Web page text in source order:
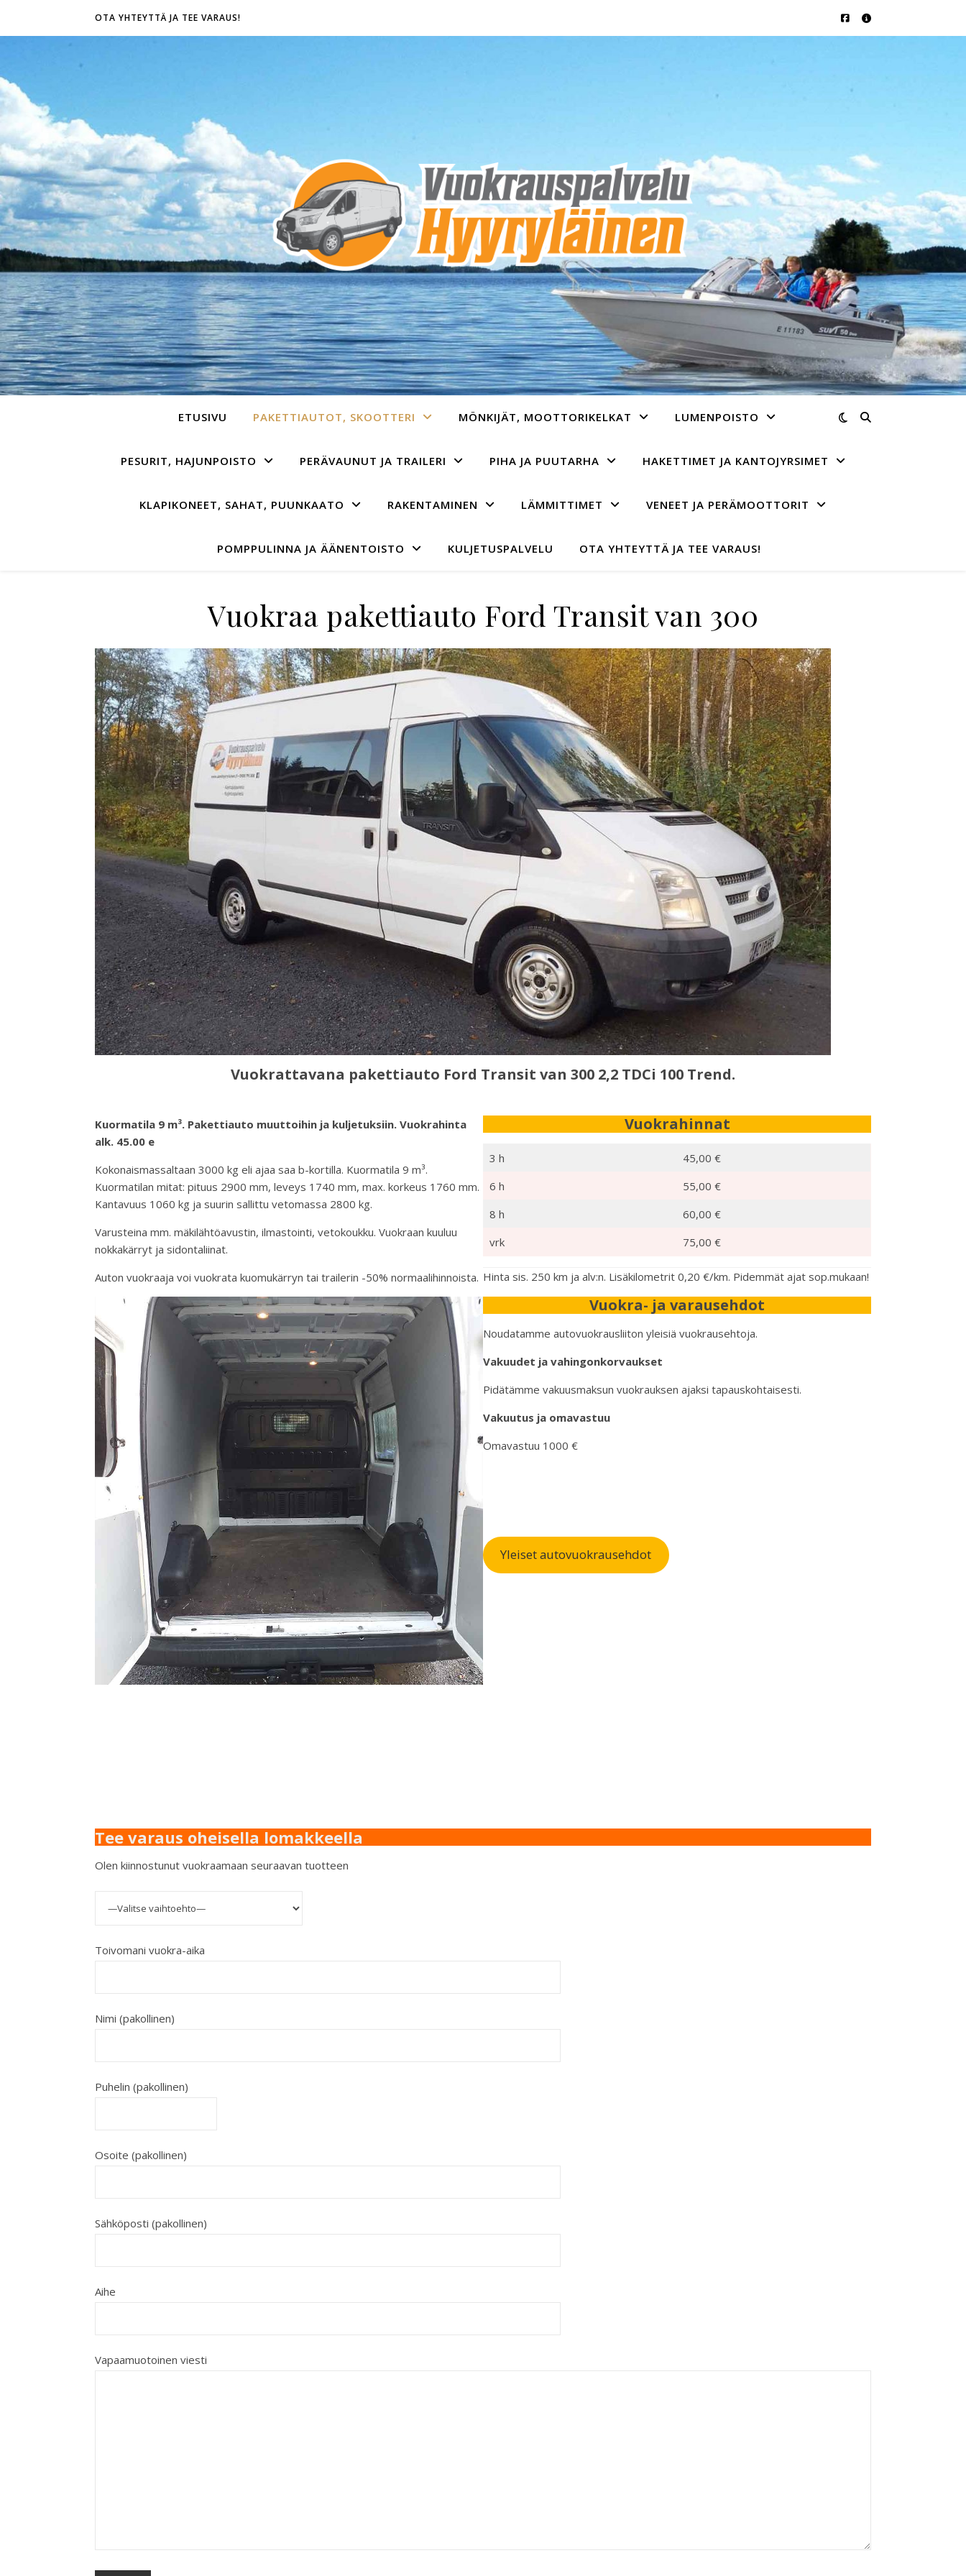
OTA YHTEYTTÄ JA TEE VARAUS!
ETUSIVU PAKETTIAUTOT, SKOOTTERI MÖNKIJÄT, MOOTTORIKELKAT LUMENPOISTO
PESURIT, HAJUNPOISTO PERÄVAUNUT JA TRAILERI PIHA JA PUUTARHA HAKETTIMET JA KANTOJYRSIMET
KLAPIKONEET, SAHAT, PUUNKAATO RAKENTAMINEN LÄMMITTIMET VENEET JA PERÄMOOTTORIT
POMPPULINNA JA ÄÄNENTOISTO KULJETUSPALVELU OTA YHTEYTTÄ JA TEE VARAUS!
Vuokraa pakettiauto Ford Transit van 300
Vuokrattavana pakettiauto Ford Transit van 300 2,2 TDCi 100 Trend.
Kuormatila 9 m³. Pakettiauto muuttoihin ja kuljetuksiin. Vuokrahinta
alk. 45.00 e
Kokonaismassaltaan 3000 kg eli ajaa saa b-kortilla. Kuormatila 9 m³.
Kuormatilan mitat: pituus 2900 mm, leveys 1740 mm, max. korkeus 1760 mm.
Kantavuus 1060 kg ja suurin sallittu vetomassa 2800 kg.
Varusteina mm. mäkilähtöavustin, ilmastointi, vetokoukku. Vuokraan kuuluu
nokkakärryt ja sidontaliinat.
Auton vuokraaja voi vuokrata kuomukärryn tai trailerin -50% normaalihinnoista.
Vuokrahinnat
3 h
45,00 €
6 h
55,00 €
8 h
60,00 €
vrk
75,00 €
Hinta sis. 250 km ja alv:n. Lisäkilometrit 0,20 €/km. Pidemmät ajat sop.mukaan!
Vuokra- ja varausehdot
Noudatamme autovuokrausliiton yleisiä vuokrausehtoja.
Vakuudet ja vahingonkorvaukset
Pidätämme vakuusmaksun vuokrauksen ajaksi tapauskohtaisesti.
Vakuutus ja omavastuu
Omavastuu 1000 €
Yleiset autovuokrausehdot
Tee varaus oheisella lomakkeella
Olen kiinnostunut vuokraamaan seuraavan tuotteen
Toivomani vuokra-aika
Nimi (pakollinen)
Puhelin (pakollinen)
Osoite (pakollinen)
Sähköposti (pakollinen)
Aihe
Vapaamuotoinen viesti